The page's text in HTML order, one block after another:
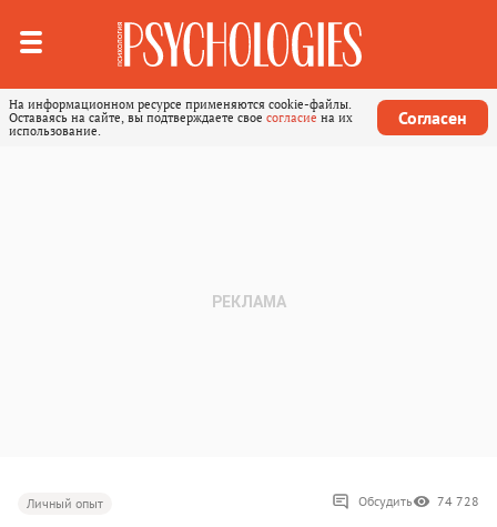
На информационном ресурсе применяются cookie-файлы.
Оставаясь на сайте, вы подтверждаете свое согласие на их
использование.
Согласен
Личный опыт Обсудить 74 728